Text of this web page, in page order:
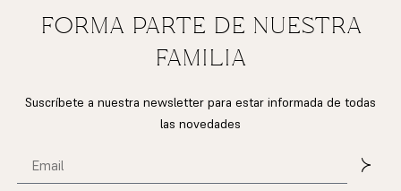
FORMA PARTE DE NUESTRA
FAMILIA
Suscríbete a nuestra newsletter para estar informada de todas
las novedades